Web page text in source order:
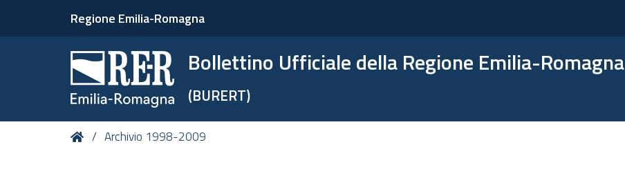
Regione Emilia-Romagna
Bollettino Ufficiale della Regione Emilia-Romagna
(BURERT)
Tu HomeArchivio 1998-2009